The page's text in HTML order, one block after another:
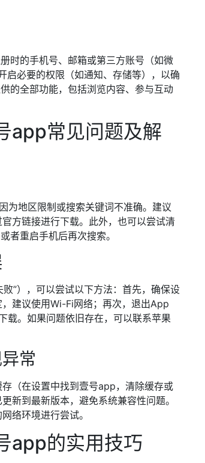
时的手机号、邮箱或第三方账号（如微
启必要的权限（如通知、存储等），以确
的全部功能，包括浏览内容、参与互动
app常见问题及解
为地区限制或搜索关键词不准确。建议
方链接进行下载。此外，也可以尝试清
者重启手机后再次搜索。
”），可以尝试以下方法：首先，确保设
建议使用Wi-Fi网络；再次，退出App
载。如果问题依旧存在，可以联系苹果
常
（在设置中找到壹号app，清除缓存或
新到最新版本，避免系统兼容性问题。
络环境进行尝试。
app的实用技巧